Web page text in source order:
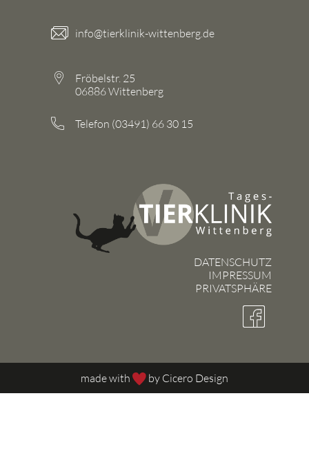
info@tierklinik-wittenberg.de
Fröbelstr. 25
06886 Wittenberg
Telefon (03491) 66 30 15
DATENSCHUTZ
IMPRESSUM
PRIVATSPHÄRE
made with by Cicero Design